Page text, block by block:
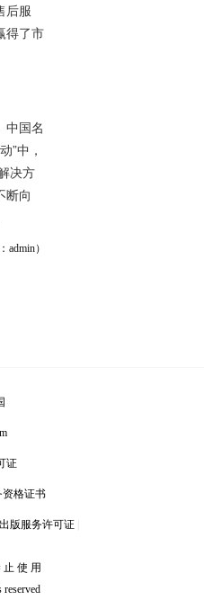
后服
得了市
国名
”中，
决方
断向
admin）
证
资格证书
版服务许可证
使 用